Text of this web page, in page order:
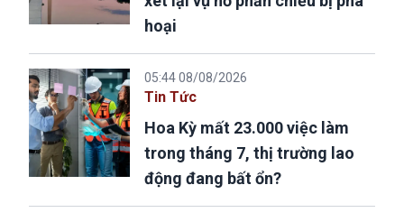
hoại
05:44 08/08/2026
Tin Tức
Hoa Kỳ mất 23.000 việc làm
trong tháng 7, thị trường lao
động đang bất ổn?